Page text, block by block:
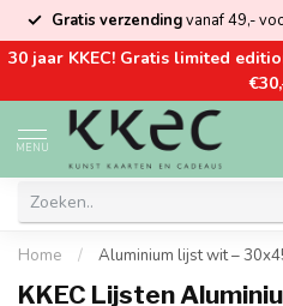
Gratis verzendingvanaf 49,-
30 jaar KKEC! Gratis limited
MENU
Home / Aluminium lijst wit –
KKEC Lijsten